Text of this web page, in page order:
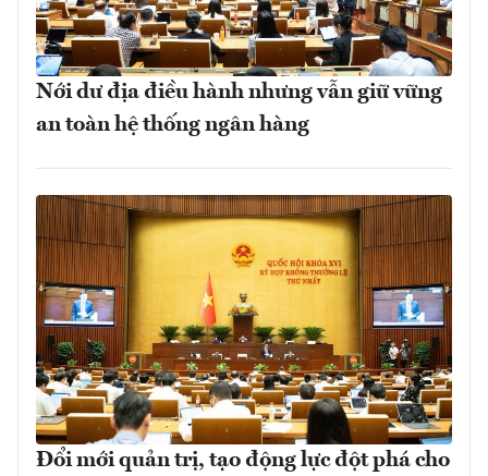
Nới dư địa điều hành nhưng vẫn giữ vững
an toàn hệ thống ngân hàng
Đổi mới quản trị, tạo động lực đột phá cho